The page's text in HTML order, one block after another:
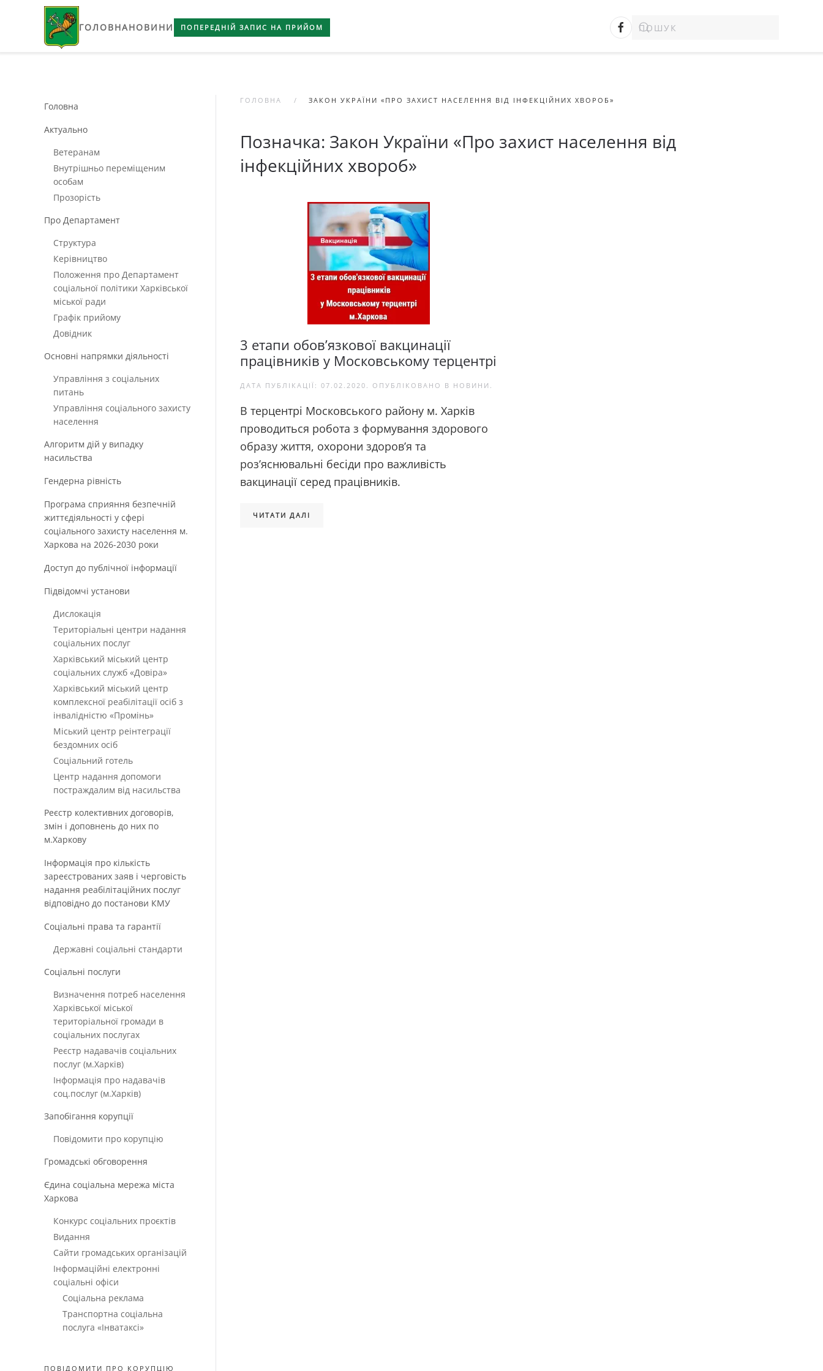
Skip to main content
ГОЛОВНАНОВИНИ ПОПЕРЕДНІЙ ЗАПИС НА ПРИЙОМ
ГОЛОВНА ЗАКОН УКРАЇНИ «ПРО ЗАХИСТ НАСЕЛЕННЯ ВІД ІНФЕКЦІЙНИХ ХВОРОБ»
Позначка: Закон України «Про захист населення від
інфекційних хвороб»
3 етапи обов’язкової вакцинації
працівників у Московському терцентрі
ДАТА ПУБЛІКАЦІЇ: 07.02.2020 . ОПУБЛІКОВАНО В НОВИНИ .
В терцентрі Московського району м. Харків
проводиться робота з формування здорового
образу життя, охорони здоров’я та
роз’яснювальні бесіди про важливість
вакцинації серед працівників.
ЧИТАТИ ДАЛІ
Головна
Актуально
Ветеранам
Внутрішньо переміщеним
особам
Прозорість
Про Департамент
Структура
Керівництво
Положення про Департамент
соціальної політики Харківської
міської ради
Графік прийому
Довідник
Основні напрямки діяльності
Управління з соціальних
питань
Управління соціального захисту
населення
Алгоритм дій у випадку
насильства
Гендерна рівність
Програма сприяння безпечній
життєдіяльності у сфері
соціального захисту населення м.
Харкова на 2026-2030 роки
Доступ до публічної інформації
Підвідомчі установи
Дислокація
Територіальні центри надання
соціальних послуг
Харківський міський центр
соціальних служб «Довіра»
Харківський міський центр
комплексної реабілітації осіб з
інвалідністю «Промінь»
Міський центр реінтеграції
бездомних осіб
Соціальний готель
Центр надання допомоги
постраждалим від насильства
Реєстр колективних договорів,
змін і доповнень до них по
м.Харкову
Інформація про кількість
зареєстрованих заяв і черговість
надання реабілітаційних послуг
відповідно до постанови КМУ
Соціальні права та гарантії
Державні соціальні стандарти
Соціальні послуги
Визначення потреб населення
Харківської міської
територіальної громади в
соціальних послугах
Реєстр надавачів соціальних
послуг (м.Харків)
Інформація про надавачів
соц.послуг (м.Харків)
Запобігання корупції
Повідомити про корупцію
Громадські обговорення
Єдина соціальна мережа міста
Харкова
Конкурс соціальних проєктів
Видання
Сайти громадських організацій
Інформаційні електронні
соціальні офіси
Соціальна реклама
Транспортна соціальна
послуга «Інватаксі»
ПОВІДОМИТИ ПРО КОРУПЦІЮ